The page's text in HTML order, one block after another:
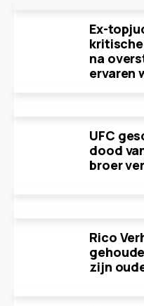
Ex-
na
ervaren
UFC
dood
broer
Rico
zijn